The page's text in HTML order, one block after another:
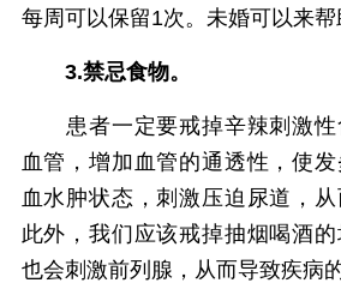
每周可以保留1次。未婚可以来帮
3.禁忌食物。
患者一定要戒掉辛辣刺激性
血管，增加血管的通透性，使
血水肿状态，刺激压迫尿道，从
此外，我们应该戒掉抽烟喝酒
也会刺激前列腺，从而导致疾病的